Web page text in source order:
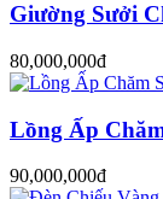
Giường Sưởi
80,000,000đ
Lồng Ấp
90,000,000đ